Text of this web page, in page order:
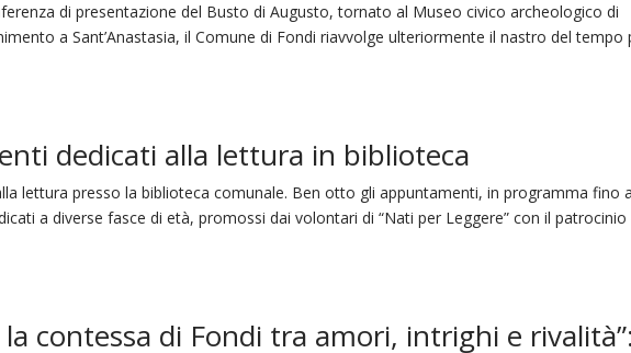
di presentazione del Busto di Augusto, tornato al Museo civico archeologico di
a Sant’Anastasia, il Comune di Fondi riavvolge ulteriormente il nastro del tempo
dedicati alla lettura in biblioteca
lettura presso la biblioteca comunale. Ben otto gli appuntamenti, in programma fino
a diverse fasce di età, promossi dai volontari di “Nati per Leggere” con il patrocinio
la contessa di Fondi tra amori, intrighi e rivalità”: